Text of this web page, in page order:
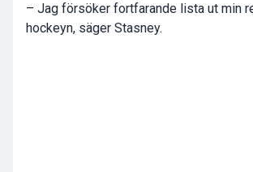
– Jag försöker fortfarande lista ut min
hockeyn, säger Stasney.